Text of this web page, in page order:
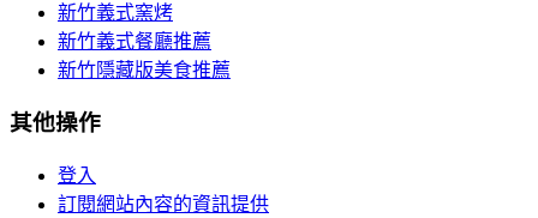
新竹義式窯烤
新竹義式餐廳推薦
新竹隱藏版美食推薦
其他操作
登入
訂閱網站內容的資訊提供